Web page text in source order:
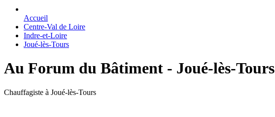
Accueil
Centre-Val de Loire
Indre-et-Loire
Joué-lès-Tours
Au Forum du Bâtiment - Joué-lès-Tours
Chauffagiste à Joué-lès-Tours